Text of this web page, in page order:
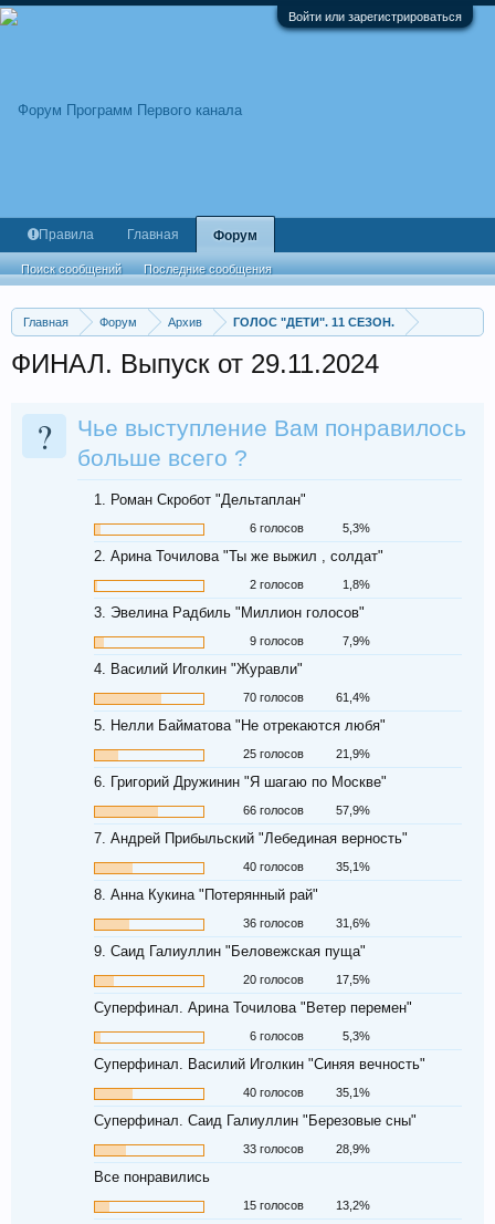
Войти или зарегистрироваться
Главная Форум Архив ГОЛОС "ДЕТИ". 11 СЕЗОН.
ФИНАЛ. Выпуск от 29.11.2024
?
Чье выступление Вам понравилось
больше всего ?
1. Роман Скробот "Дельтаплан"
6 голосов 5,3%
2. Арина Точилова "Ты же выжил , солдат"
2 голосов 1,8%
3. Эвелина Радбиль "Миллион голосов"
9 голосов 7,9%
4. Василий Иголкин "Журавли"
70 голосов 61,4%
5. Нелли Байматова "Не отрекаются любя"
25 голосов 21,9%
6. Григорий Дружинин "Я шагаю по Москве"
66 голосов 57,9%
7. Андрей Прибыльский "Лебединая верность"
40 голосов 35,1%
8. Анна Кукина "Потерянный рай"
36 голосов 31,6%
9. Саид Галиуллин "Беловежская пуща"
20 голосов 17,5%
Суперфинал. Арина Точилова "Ветер перемен"
6 голосов 5,3%
Суперфинал. Василий Иголкин "Синяя вечность"
40 голосов 35,1%
Суперфинал. Саид Галиуллин "Березовые сны"
33 голосов 28,9%
Все понравились
15 голосов 13,2%
Правила Главная Форум
Поиск сообщений Последние сообщения